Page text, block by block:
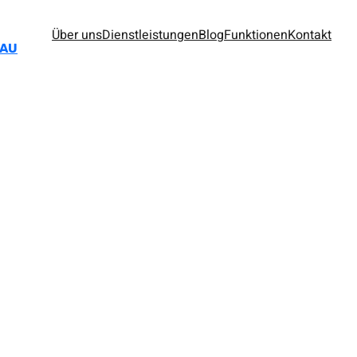
Über unsDienstleistungenBlogFunktionenKontakt